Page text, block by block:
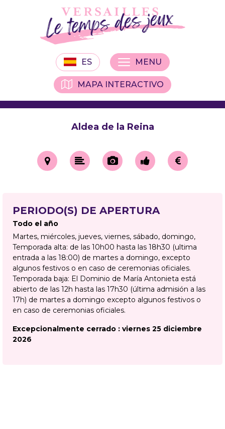
ES
MAPA INTERACTIVO
MENU
Aldea de la Reina
PERIODO(S) DE APERTURA
Todo el año
Martes, miércoles, jueves, viernes, sábado, domingo
Temporada alta: de las 10h00 hasta las 18h30 (ultima
entrada a las 18:00) de martes a domingo, excepto
algunos festivos o en caso de ceremonias oficiales.
Temporada baja: El Dominio de María Antonieta está
abierto de las 12h hasta las 17h30 (última admisión a las
17h) de martes a domingo excepto algunos festivos o
en caso de ceremonias oficiales.
Excepcionalmente cerrado : viernes 25 diciembre
2026